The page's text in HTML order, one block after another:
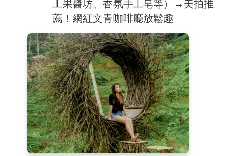
工果醬坊、香氛手工皂等）→美拍推
薦！網紅文青咖啡廳放鬆趣